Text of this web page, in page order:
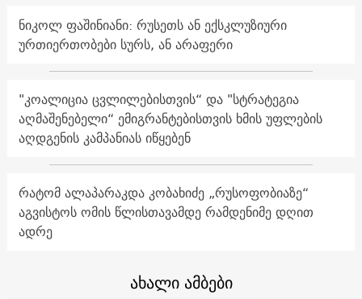
ნიკოლ ფაშინიანი: რუსეთს ან ექსკლუზიური
ურთიერთობები სურს, ან არაფერი
"კოალიცია ცვლილებისთვის“ და "სტრატეგია
აღმაშენებელი“ ემიგრანტებისთვის ხმის უფლების
აღდგენის კამპანიას იწყებენ
რატომ ალაპარაკდა კობახიძე „რუსოფობიაზე“
აგვისტოს ომის წლისთავამდე რამდენიმე დღით
ადრე
ახალი ამბები